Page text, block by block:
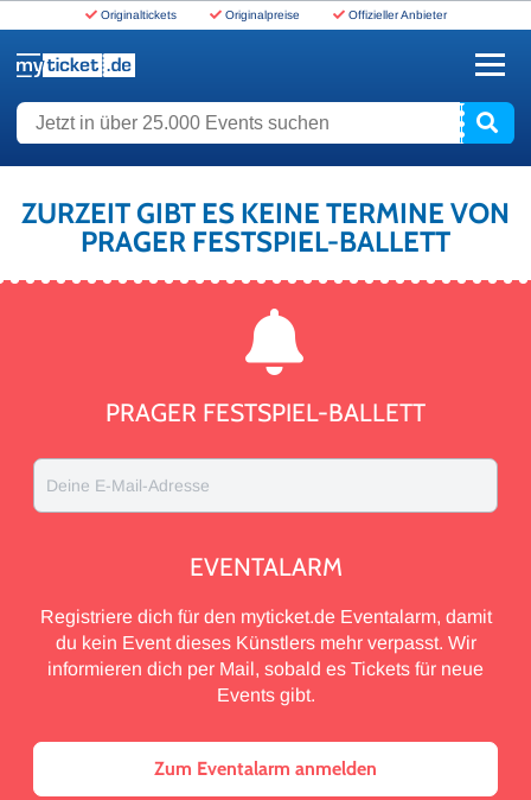
Originaltickets Originalpreise Offizieller Anbieter
Jetzt in über 25.000 Events suchen
ZURZEIT GIBT ES KEINE TERMINE VON
PRAGER FESTSPIEL-BALLETT
PRAGER FESTSPIEL-BALLETT
Deine E-Mail-Adresse
EVENTALARM
Registriere dich für den myticket.de Eventalarm, damit
du kein Event dieses Künstlers mehr verpasst. Wir
informieren dich per Mail, sobald es Tickets für neue
Events gibt.
Zum Eventalarm anmelden